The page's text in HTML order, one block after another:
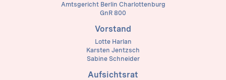
Amtsgericht Berlin Charlottenburg
GnR 800
Vorstand
Lotte Harlan
Karsten Jentzsch
Sabine Schneider
Aufsichtsrat